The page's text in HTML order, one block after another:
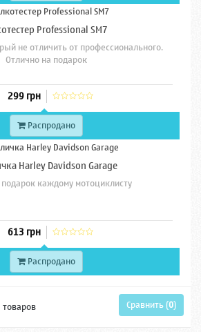
Professional SM7
не отличить от профессионального.
Отлично на подарок
299 грн
Распродано
Harley Davidson Garage
каждому мотоциклисту
613 грн
Распродано
Сравнить (0)